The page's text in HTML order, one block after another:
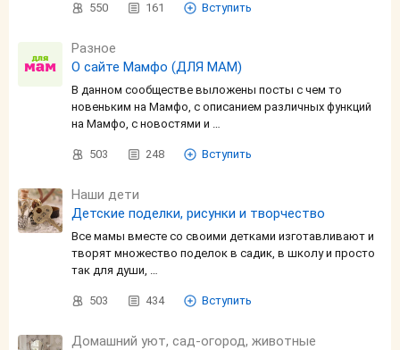
550 161 Вступить
Разное
О сайте Мамфо (ДЛЯ МАМ)
В данном сообществе выложены посты с чем то
новеньким на Мамфо, с описанием различных функций
на Мамфо, с новостями и …
503 248 Вступить
Наши дети
Детские поделки, рисунки и творчество
Все мамы вместе со своими детками изготавливают и
творят множество поделок в садик, в школу и просто
так для души, …
503 434 Вступить
Домашний уют, сад-огород, животные